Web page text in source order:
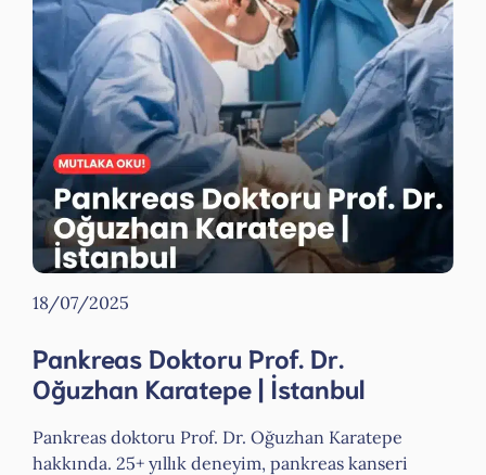
18/07/2025
Pankreas Doktoru Prof. Dr.
Oğuzhan Karatepe | İstanbul
Pankreas doktoru Prof. Dr. Oğuzhan Karatepe
hakkında. 25+ yıllık deneyim, pankreas kanseri